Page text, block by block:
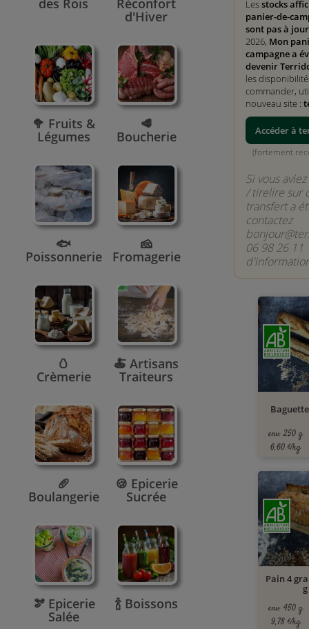
des Rois Réconfort
d'Hiver
🥦 Fruits &
Légumes
🥩
Boucherie
🐟
Poissonnerie
🧀
Fromagerie
🥚
Crèmerie
🍝 Artisans
Traiteurs
🥖
Boulangerie
🍪 Epicerie
Sucrée
🫘 Epicerie
Salée
🍾 Boissons
Lesstocks
panier-de-
sont pas à jour
2026, Mon
campagne a
devenir
les
commander,
nouveau site :
Accéder à
(fortement
Si vous
/ tirelire sur
transfert a
contactez
06 98 26 11
env. 250 g
6,60 €/kg
Pain 4
g
env. 450 g
9,78 €/kg